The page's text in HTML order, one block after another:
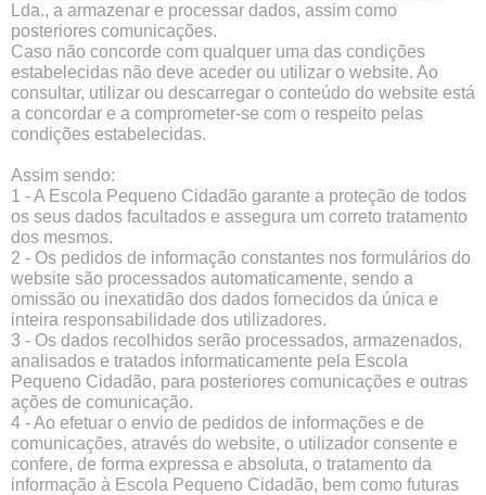
Lda., a armazenar e processar dados, assim como
posteriores comunicações.
Caso não concorde com qualquer uma das condições
estabelecidas não deve aceder ou utilizar o website. Ao
consultar, utilizar ou descarregar o conteúdo do website está
a concordar e a comprometer-se com o respeito pelas
condições estabelecidas.
Assim sendo:
1 - A Escola Pequeno Cidadão garante a proteção de todos
os seus dados facultados e assegura um correto tratamento
dos mesmos.
2 - Os pedidos de informação constantes nos formulários do
website são processados automaticamente, sendo a
omissão ou inexatidão dos dados fornecidos da única e
inteira responsabilidade dos utilizadores.
3 - Os dados recolhidos serão processados, armazenados,
analisados e tratados informaticamente pela Escola
Pequeno Cidadão, para posteriores comunicações e outras
ações de comunicação.
4 - Ao efetuar o envio de pedidos de informações e de
comunicações, através do website, o utilizador consente e
confere, de forma expressa e absoluta, o tratamento da
informação à Escola Pequeno Cidadão, bem como futuras